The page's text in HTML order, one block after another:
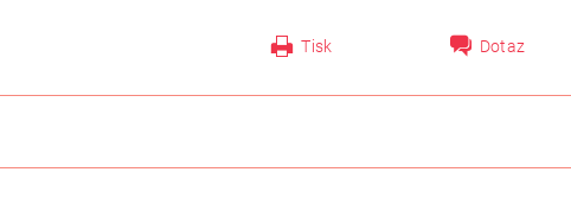
Tisk Dotaz